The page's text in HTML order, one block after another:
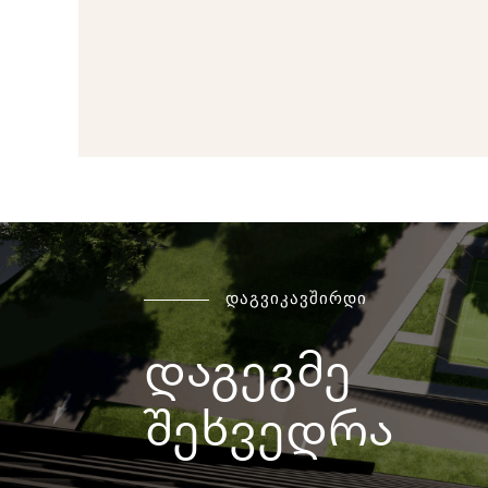
დაგვიკავშირდი
დაგეგმე
შეხვედრა